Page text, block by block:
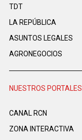
TDT
LA REPÚBLICA
ASUNTOS LEGALES
AGRONEGOCIOS
NUESTROS PORTALES
CANAL RCN
ZONA INTERACTIVA